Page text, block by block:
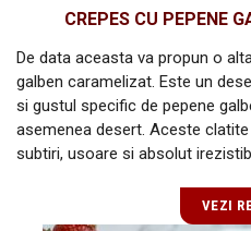
CREPES CU PEPENE
De data aceasta va propun o
galben caramelizat. Este un
si gustul specific de pepene
asemenea desert. Aceste
subtiri, usoare si absolut
VEZI